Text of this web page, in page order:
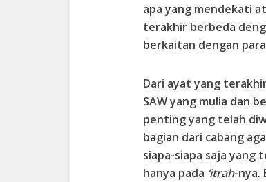
apa yang mendekati
terakhir berbeda
berkaitan dengan
Dari ayat yang
SAW yang mulia dan
penting yang telah
bagian dari cabang
siapa-siapa saja yang
hanya pada ‘itrah-nya.